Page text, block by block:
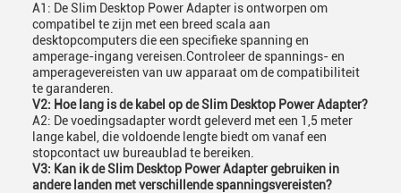
A1: De Slim Desktop Power Adapter is ontworpen om
compatibel te zijn met een breed scala aan
desktopcomputers die een specifieke spanning en
amperage-ingang vereisen.Controleer de spannings- en
amperagevereisten van uw apparaat om de compatibiliteit
te garanderen.
V2: Hoe lang is de kabel op de Slim Desktop Power Adapter?
A2: De voedingsadapter wordt geleverd met een 1,5 meter
lange kabel, die voldoende lengte biedt om vanaf een
stopcontact uw bureaublad te bereiken.
V3: Kan ik de Slim Desktop Power Adapter gebruiken in
andere landen met verschillende spanningsvereisten?